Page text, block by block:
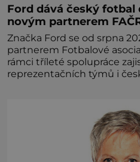
Ford dává český fotbal
novým partnerem
Značka Ford se od srpna
partnerem Fotbalové
rámci tříleté spolupráce
reprezentačních týmů i